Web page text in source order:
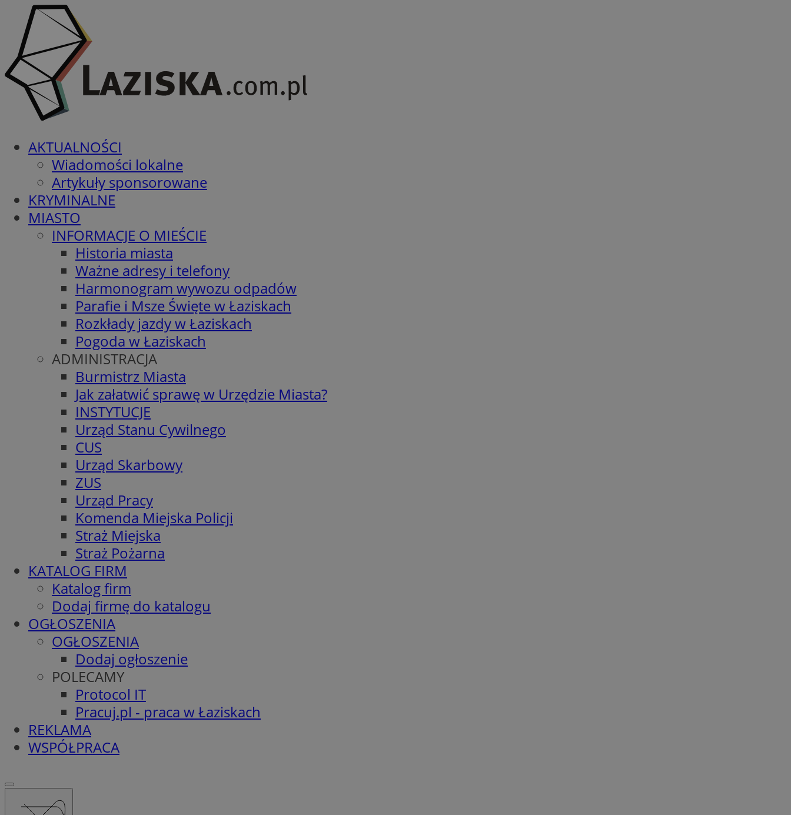
AKTUALNOŚCI
Wiadomości lokalne
Artykuły sponsorowane
KRYMINALNE
MIASTO
INFORMACJE O MIEŚCIE
Historia miasta
Ważne adresy i telefony
Harmonogram wywozu odpadów
Parafie i Msze Święte w Łaziskach
Rozkłady jazdy w Łaziskach
Pogoda w Łaziskach
ADMINISTRACJA
Burmistrz Miasta
Jak załatwić sprawę w Urzędzie Miasta?
INSTYTUCJE
Urząd Stanu Cywilnego
CUS
Urząd Skarbowy
ZUS
Urząd Pracy
Komenda Miejska Policji
Straż Miejska
Straż Pożarna
KATALOG FIRM
Katalog firm
Dodaj firmę do katalogu
OGŁOSZENIA
OGŁOSZENIA
Dodaj ogłoszenie
POLECAMY
Protocol IT
Pracuj.pl - praca w Łaziskach
REKLAMA
WSPÓŁPRACA